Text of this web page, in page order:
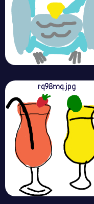
rq98mq.jpg